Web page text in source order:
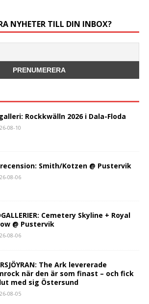
NYHETER TILL DIN INBOX?
Rockkwälln 2026 i Dala-Floda
08-10
Smith/Kotzen @ Pustervik
08-06
Cemetery Skyline + Royal
@ Pustervik
08-06
The Ark levererade
när den är som finast – och fick
med sig Östersund
08-05